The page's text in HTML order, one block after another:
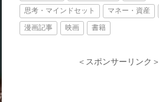
思考・マインドセット マネー・資産
漫画記事 映画 書籍
＜スポンサーリンク＞